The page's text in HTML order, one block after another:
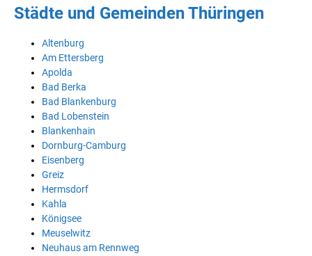
Städte und Gemeinden Thüringen
Altenburg
Am Ettersberg
Apolda
Bad Berka
Bad Blankenburg
Bad Lobenstein
Blankenhain
Dornburg-Camburg
Eisenberg
Greiz
Hermsdorf
Kahla
Königsee
Meuselwitz
Neuhaus am Rennweg